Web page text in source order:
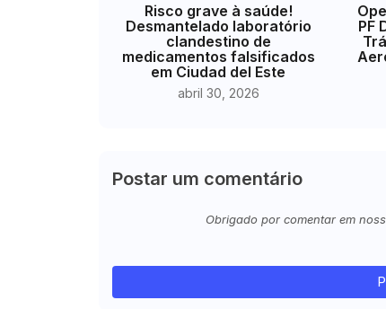
Risco grave à saúde!
Desmantelado laboratório
clandestino de
medicamentos falsificados
em Ciudad del Este
abril 30, 2026
PF
Postar um comentário
Obrigado por comentar em